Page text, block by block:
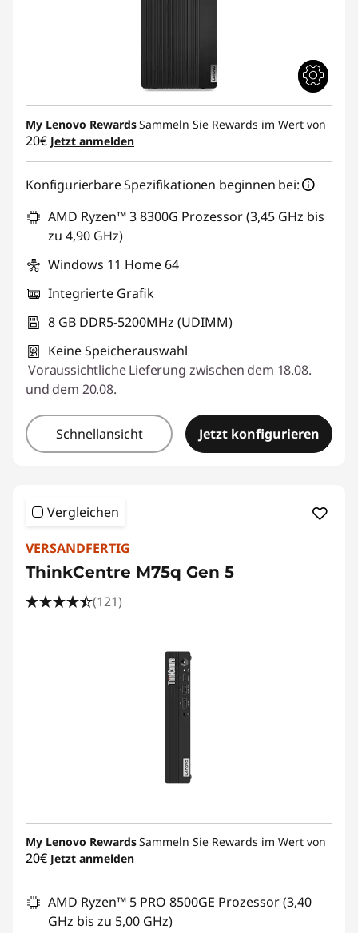
My Lenovo RewardsSammeln Sie Rewards im Wert von
20€ Jetzt anmelden
Konfigurierbare Spezifikationen beginnen bei:
AMD Ryzen™ 3 8300G Prozessor (3,45 GHz bis
zu 4,90 GHz)
Windows 11 Home 64
Integrierte Grafik
8 GB DDR5-5200MHz (UDIMM)
Keine Speicherauswahl
Voraussichtliche Lieferung zwischen dem 18.08.
und dem 20.08.
Schnellansicht Jetzt konfigurieren
Vergleichen
VERSANDFERTIG
ThinkCentre M75q Gen 5
(121)
My Lenovo RewardsSammeln Sie Rewards im Wert von
20€ Jetzt anmelden
AMD Ryzen™ 5 PRO 8500GE Prozessor (3,40
GHz bis zu 5,00 GHz)